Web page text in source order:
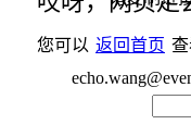
您可以 返回首页